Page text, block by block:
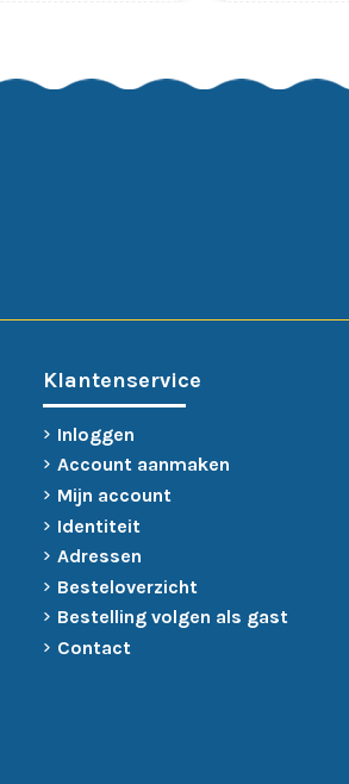
Klantenservice
Inloggen
Account aanmaken
Mijn account
Identiteit
Adressen
Besteloverzicht
Bestelling volgen als gast
Contact